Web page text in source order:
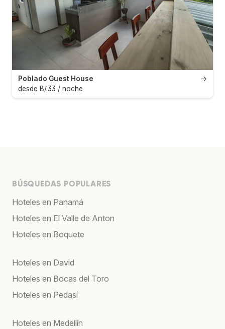
→
Poblado Guest House
desde B/.33 / noche
BÚSQUEDAS POPULARES
Hoteles en Panamá
Hoteles en El Valle de Anton
Hoteles en Boquete
Hoteles en David
Hoteles en Bocas del Toro
Hoteles en Pedasí
Hoteles en Medellín